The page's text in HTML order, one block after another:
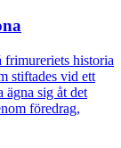
historia
stiftades vid ett
ägna sig åt det
föredrag,